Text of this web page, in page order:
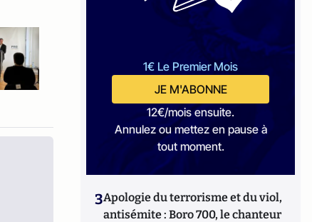
1€ Le Premier Mois
JE M'ABONNE
12€/mois ensuite.
Annulez ou mettez en pause à
tout moment.
3Apologie du terrorisme et du viol,
antisémite : Boro 700, le chanteur